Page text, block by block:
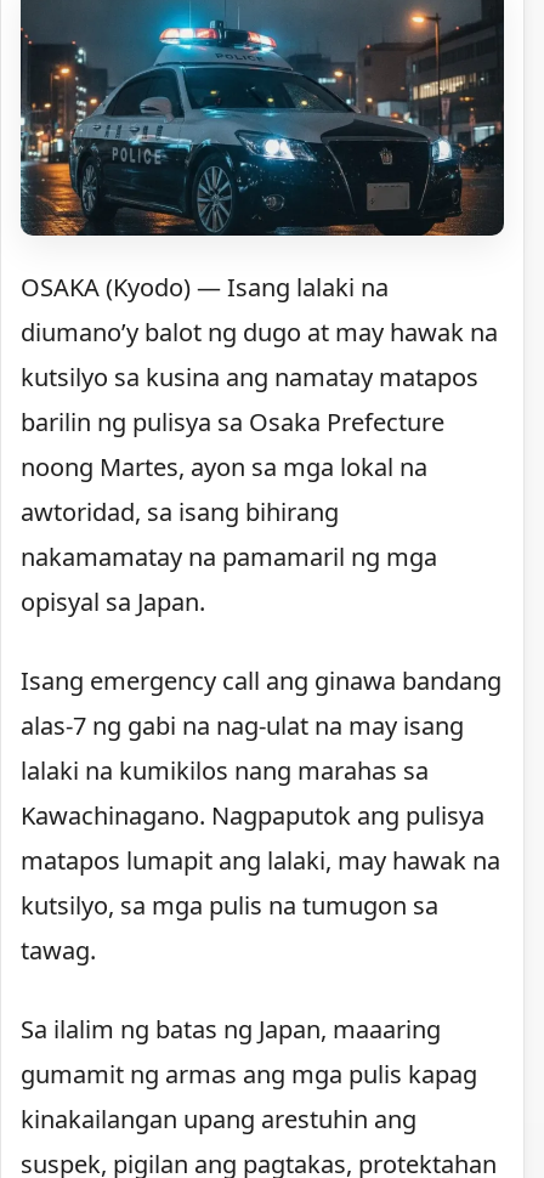
OSAKA (Kyodo) — Isang lalaki na
diumano’y balot ng dugo at may hawak na
kutsilyo sa kusina ang namatay matapos
barilin ng pulisya sa Osaka Prefecture
noong Martes, ayon sa mga lokal na
awtoridad, sa isang bihirang
nakamamatay na pamamaril ng mga
opisyal sa Japan.
Isang emergency call ang ginawa bandang
alas-7 ng gabi na nag-ulat na may isang
lalaki na kumikilos nang marahas sa
Kawachinagano. Nagpaputok ang pulisya
matapos lumapit ang lalaki, may hawak na
kutsilyo, sa mga pulis na tumugon sa
tawag.
Sa ilalim ng batas ng Japan, maaaring
gumamit ng armas ang mga pulis kapag
kinakailangan upang arestuhin ang
suspek, pigilan ang pagtakas, protektahan